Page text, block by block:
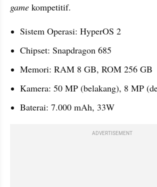
game kompetitif.
Sistem Operasi: HyperOS 2
Chipset: Snapdragon 685
Memori: RAM 8 GB, ROM 256 GB
Kamera: 50 MP (belakang), 8 MP
Baterai: 7.000 mAh, 33W
ADVERTISEMENT